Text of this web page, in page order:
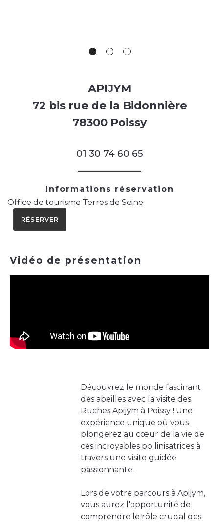
APIJYM
72 bis rue de la Bidonnière
78300 Poissy
01 30 74 60 65
Informations réservation
Office de tourisme Terres de Seine
RÉSERVER
Vidéo de présentation
Découvrez le monde fascinant
des abeilles avec la visite des
Ruches Apijym à Poissy ! Une
expérience unique où vous
plongerez au cœur de la vie de
ces incroyables pollinisatrices à
travers une visite guidée
passionnante.
Lors de votre parcours à Apijym,
vous aurez l'opportunité de
comprendre le rôle crucial des